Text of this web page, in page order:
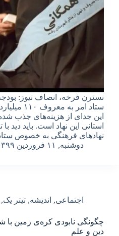
نسترن فرخه، انصاف نیوز:
ستاد امر به
این جدای از هزینه‌های جذب
استانی این نهاد است. باید دید
نهادهای فرهنگی به خصوص
دوشنبه, ۱۱ فروردین ۱۳۹۹ – ۰۸:۱۵
اجتماعی, اندیشه, تیتر یک,
چگونگی نابودی کره‌ی زمین با
دین و علم